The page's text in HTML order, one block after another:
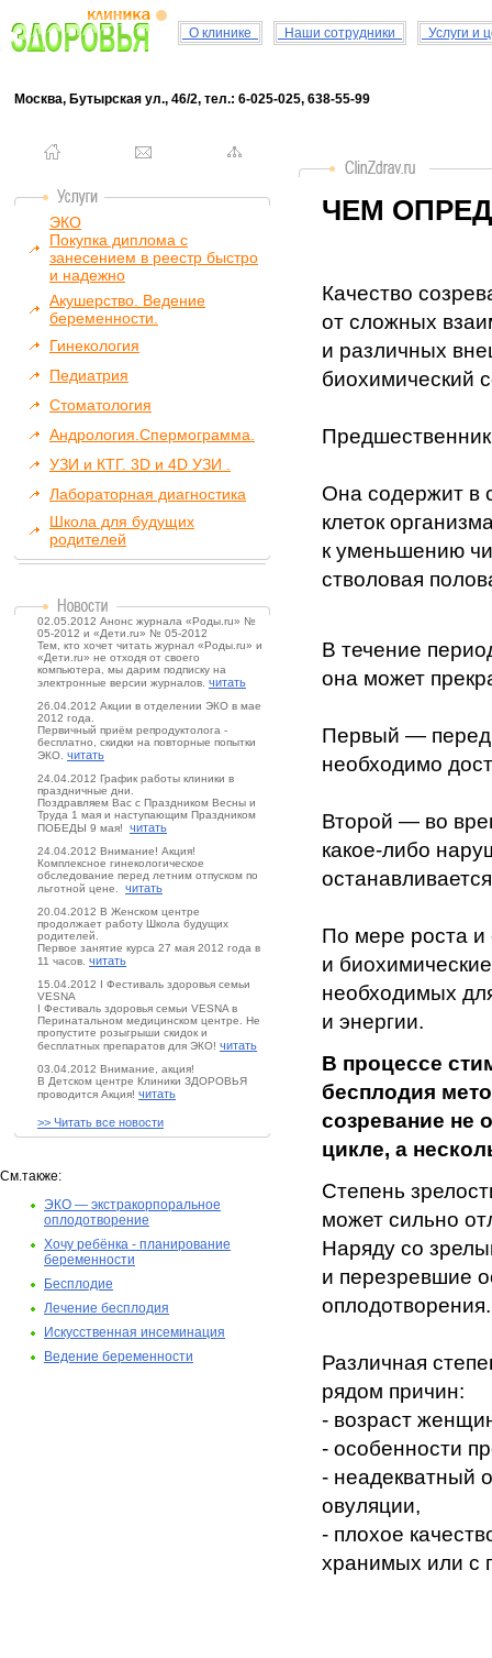
О клинике Наши сотрудники Услуги и
Москва, Бутырская ул., 46/2, тел.: 6-025-025, 638-55-99
ЭКО
Покупка диплома с
занесением в реестр быстро
и надежно
Акушерство. Ведение
беременности.
Гинекология
Педиатрия
Стоматология
Андрология.Спермограмма.
УЗИ и КТГ. 3D и 4D УЗИ .
Лабораторная диагностика
Школа для будущих
родителей
02.05.2012 Анонс журнала «Роды.ru» №
05-2012 и «Дети.ru» № 05-2012
Тем, кто хочет читать журнал «Роды.ru» и
«Дети.ru» не отходя от своего
компьютера, мы дарим подписку на
электронные версии журналов. читать
26.04.2012 Акции в отделении ЭКО в мае
2012 года.
Первичный приём репродуктолога -
бесплатно, скидки на повторные попытки
ЭКО. читать
24.04.2012 График работы клиники в
праздничные дни.
Поздравляем Вас с Праздником Весны и
Труда 1 мая и наступающим Праздником
ПОБЕДЫ 9 мая! читать
24.04.2012 Внимание! Акция!
Комплексное гинекологическое
обследование перед летним отпуском по
льготной цене. читать
20.04.2012 В Женском центре
продолжает работу Школа будущих
родителей.
Первое занятие курса 27 мая 2012 года в
11 часов. читать
15.04.2012 I Фестиваль здоровья семьи
VESNA
I Фестиваль здоровья семьи VESNA в
Перинатальном медицинском центре. Не
пропустите розыгрыши скидок и
бесплатных препаратов для ЭКО! читать
03.04.2012 Внимание, акция!
В Детском центре Клиники ЗДОРОВЬЯ
проводится Акция! читать
>> Читать все новости
См.также:
ЭКО — экстракорпоральное
оплодотворение
Хочу ребёнка - планирование
беременности
Бесплодие
Лечение бесплодия
Искусственная инсеминация
Ведение беременности
ЧЕМ
Качество
от сложных
и различных
биохимический
Она содержит в
клеток
к уменьшению
стволовая
В течение
она может
Первый — перед
необходимо
Второй — во
какое-либо
По мере роста и
и
необходимых
и энергии.
В процессе
бесплодия
созревание не
цикле, а
Степень
может сильно
Наряду со
и перезревшие
оплодотворения.
Различная
рядом причин:
- возраст
- особенности
- неадекватный
овуляции,
- плохое
хранимых или с